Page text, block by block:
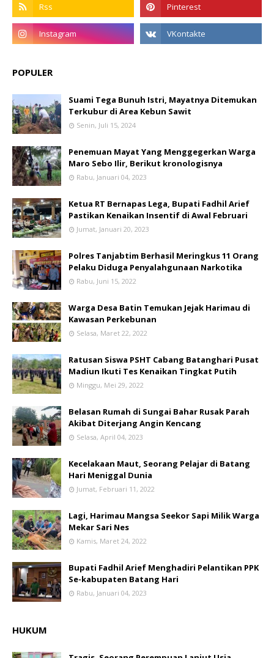
POPULER
Suami Tega Bunuh Istri, Mayatnya Ditemukan
Terkubur di Area Kebun Sawit
Senin, Juli 15, 2024
Penemuan Mayat Yang Menggegerkan Warga
Maro Sebo Ilir, Berikut kronologisnya
Rabu, Januari 04, 2023
Ketua RT Bernapas Lega, Bupati Fadhil Arief
Pastikan Kenaikan Insentif di Awal Februari
Jumat, Januari 20, 2023
Polres Tanjabtim Berhasil Meringkus 11 Orang
Pelaku Diduga Penyalahgunaan Narkotika
Rabu, Juni 15, 2022
Warga Desa Batin Temukan Jejak Harimau di
Kawasan Perkebunan
Selasa, Maret 22, 2022
Ratusan Siswa PSHT Cabang Batanghari Pusat
Madiun Ikuti Tes Kenaikan Tingkat Putih
Minggu, Mei 29, 2022
Belasan Rumah di Sungai Bahar Rusak Parah
Akibat Diterjang Angin Kencang
Selasa, April 04, 2023
Kecelakaan Maut, Seorang Pelajar di Batang
Hari Meniggal Dunia
Jumat, Februari 11, 2022
Lagi, Harimau Mangsa Seekor Sapi Milik Warga
Mekar Sari Nes
Kamis, Maret 24, 2022
Bupati Fadhil Arief Menghadiri Pelantikan PPK
Se-kabupaten Batang Hari
Rabu, Januari 04, 2023
HUKUM